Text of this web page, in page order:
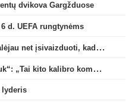
dvikova Gargžduose
d. UEFA rungtynėms
M. Capanas: „Prieš pusmetį negalėjau net įsivaizduoti, kad žaisime prieš „Hajduk“
A. Skerla prieš dvikovą su „Hajduk“: „Tai kito kalibro komanda“
lyderis